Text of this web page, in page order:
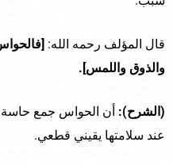
قال المؤلف رحمه الله:
والذوق واللمس].
(الشرح): أن الحواس جمع
عند سلامتها يقيني قطعي.